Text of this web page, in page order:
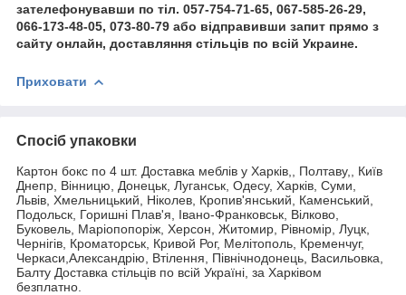
зателефонувавши по тіл. 057-754-71-65, 067-585-26-29,
066-173-48-05, 073-80-79 або відправивши запит прямо з
сайту онлайн, доставляння стільців по всій Украине.
Приховати
Спосіб упаковки
Картон бокс по 4 шт. Доставка меблів у Харків,, Полтаву,, Київ
Днепр, Вінницю, Донецьк, Луганськ, Одесу, Харків, Суми,
Львів, Хмельницький, Ніколев, Кропив'янський, Каменський,
Подольск, Горишні Плав'я, Івано-Франковськ, Вілково,
Буковель, Маріопопоріж, Херсон, Житомир, Рівномір, Луцк,
Чернігів, Кроматорськ, Кривой Рог, Мелітополь, Кременчуг,
Черкаси,Александрію, Втілення, Північнодонець, Васильовка,
Балту Доставка стільців по всій Україні, за Харківом
безплатно.